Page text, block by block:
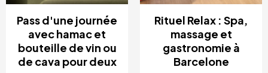
Pass d'une journée
avec hamac et
bouteille de vin ou
de cava pour deux
Rituel Relax : Spa,
massage et
gastronomie à
Barcelone